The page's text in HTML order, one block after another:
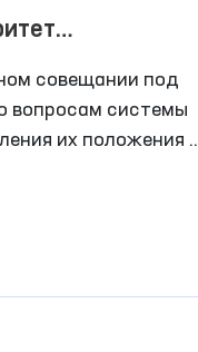
совещании под
вопросам системы
их положения в